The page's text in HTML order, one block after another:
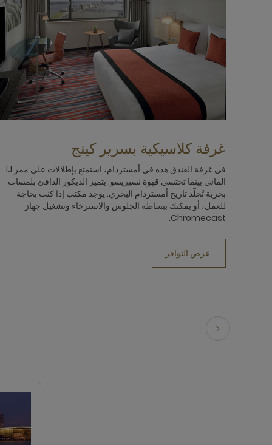
غرفة كلاسيكية بسرير كينج
في غرفة الفندق هذه في أمستردام، استمتع بإطلالات على ممر IJ
المائي بينما تحتسي قهوة نسبريسو. يتميز الديكور الدافئ بلمسات
بحرية تُخلّد تاريخ أمستردام البحري. يوجد مكتب إذا كنت بحاجة
للعمل، أو يمكنك ببساطة الجلوس والاسترخاء وتشغيل جهاز
Chromecast.
عرض التوافر